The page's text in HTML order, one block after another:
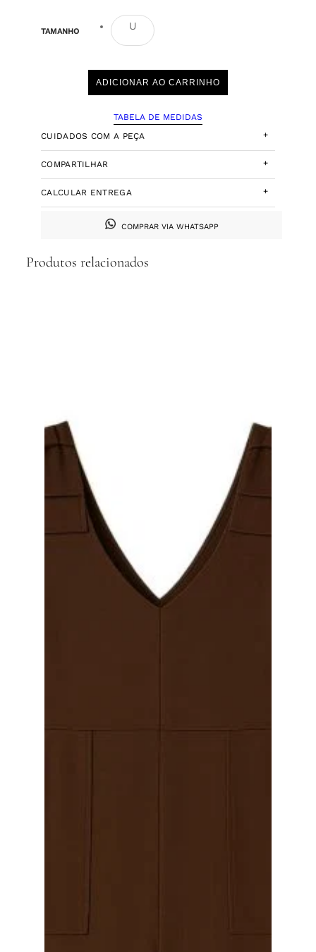
TAMANHO U
ADICIONAR AO CARRINHO
TABELA DE MEDIDAS
CUIDADOS COM A PEÇA
+
COMPARTILHAR +
CALCULAR ENTREGA +
COMPRAR VIA WHATSAPP
Produtos relacionados